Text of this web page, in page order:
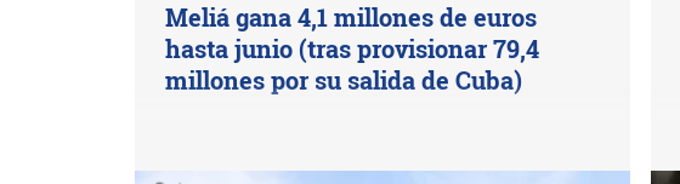
Meliá gana 4,1 millones de euros
hasta junio (tras provisionar 79,4
millones por su salida de Cuba)